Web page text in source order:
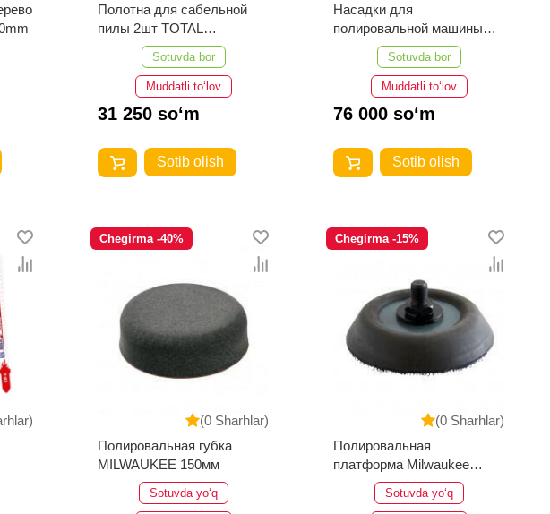
Полотна для сабельной
пилы 2шт TOTAL
TAC52922EF
Sotuvda bor
Muddatli to‘lov
31 250 so‘m
Sotib olish
Насадки для
полировальной машины
Ryobi RAK2BB
Sotuvda bor
Muddatli to‘lov
76 000 so‘m
Sotib olish
(0 Sharhlar)
Chegirma -40%
Полировальная губка
MILWAUKEE 150мм
Sotuvda yo‘q
(0 Sharhlar)
Chegirma -15%
Полировальная
платформа Milwaukee
Sotuvda yo‘q